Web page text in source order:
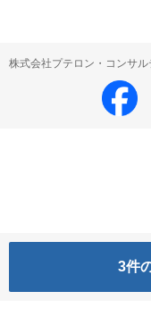
3件
株式会社プテロン・コンサ